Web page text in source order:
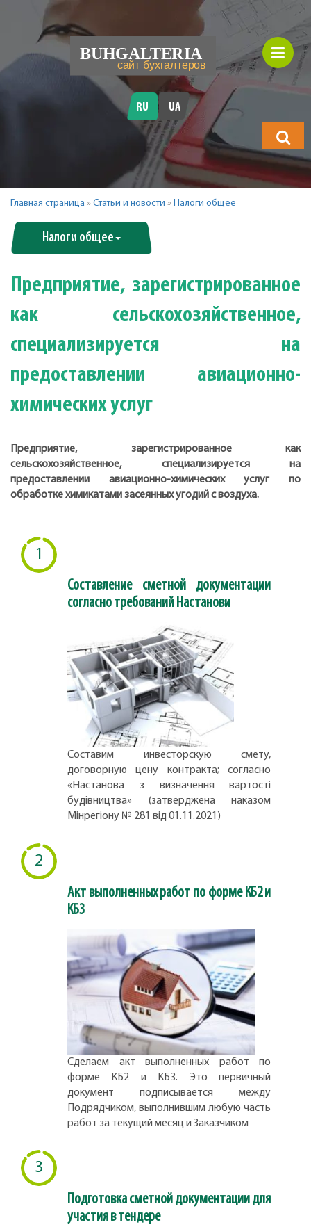
будете
искать?
RU UA
Главная страница » Статьи и новости » Налоги общее
Налоги общее
Предприятие, зарегистрированное
как сельскохозяйственное,
специализируется на
предоставлении авиационно-
химических услуг
Предприятие, зарегистрированное как
сельскохозяйственное, специализируется на
предоставлении авиационно-химических услуг по
обработке химикатами засеянных угодий с воздуха.
1
Составление сметной документации
согласно требований Настанови
Составим инвесторскую смету,
договорную цену контракта; согласно
«Настанова з визначення вартості
будівництва» (затверджена наказом
Мінрегіону № 281 від 01.11.2021)
2
Акт выполненных работ по форме КБ2 и
КБ3
Сделаем акт выполненных работ по
форме КБ2 и КБ3. Это первичный
документ подписывается между
Подрядчиком, выполнившим любую часть
работ за текущий месяц и Заказчиком
3
Подготовка сметной документации для
участия в тендере